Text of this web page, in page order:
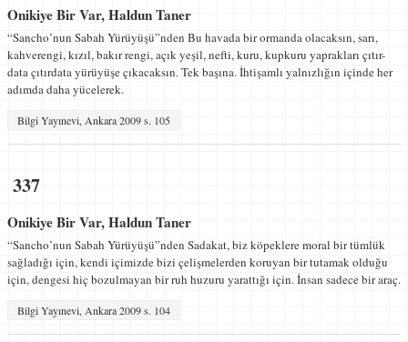
Onikiye Bir Var, Haldun Taner
“Sancho’nun Sabah Yürüyüşü”nden Bu havada bir ormanda olacaksın, sarı,
kahverengi, kızıl, bakır rengi, açık yeşil, nefti, kuru, kupkuru yaprakları çıtır-
data çıtırdata yürüyüşe çıkacaksın. Tek başına. İhtişamlı yalnızlı­ğın içinde her
adımda daha yücelerek.
Bilgi Yayınevi, Ankara 2009 s. 105
337
Onikiye Bir Var, Haldun Taner
“Sancho’nun Sabah Yürüyüşü”nden Sadakat, biz köpeklere moral bir tümlük
sağladığı için, kendi içimizde bizi çelişmelerden koruyan bir tutamak olduğu
için, den­gesi hiç bozulmayan bir ruh huzuru yarattığı için. İnsan sadece bir araç.
Bilgi Yayınevi, Ankara 2009 s. 104